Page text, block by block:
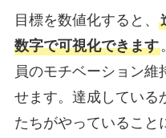
目標を数値化すると、
数字で可視化できます
員のモチベーション維
せます。達成している
たちがやっていること